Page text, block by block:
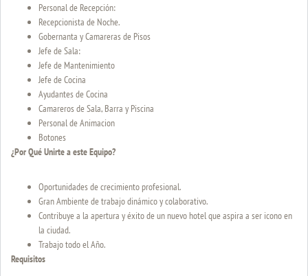
Personal de Recepción:
Recepcionista de Noche.
Gobernanta y Camareras de Pisos
Jefe de Sala:
Jefe de Mantenimiento
Jefe de Cocina
Ayudantes de Cocina
Camareros de Sala, Barra y Piscina
Personal de Animacion
Botones
¿Por Qué Unirte a este Equipo?
Oportunidades de crecimiento profesional.
Gran Ambiente de trabajo dinámico y colaborativo.
Contribuye a la apertura y éxito de un nuevo hotel que aspira a ser icono en
la ciudad.
Trabajo todo el Año.
Requisitos